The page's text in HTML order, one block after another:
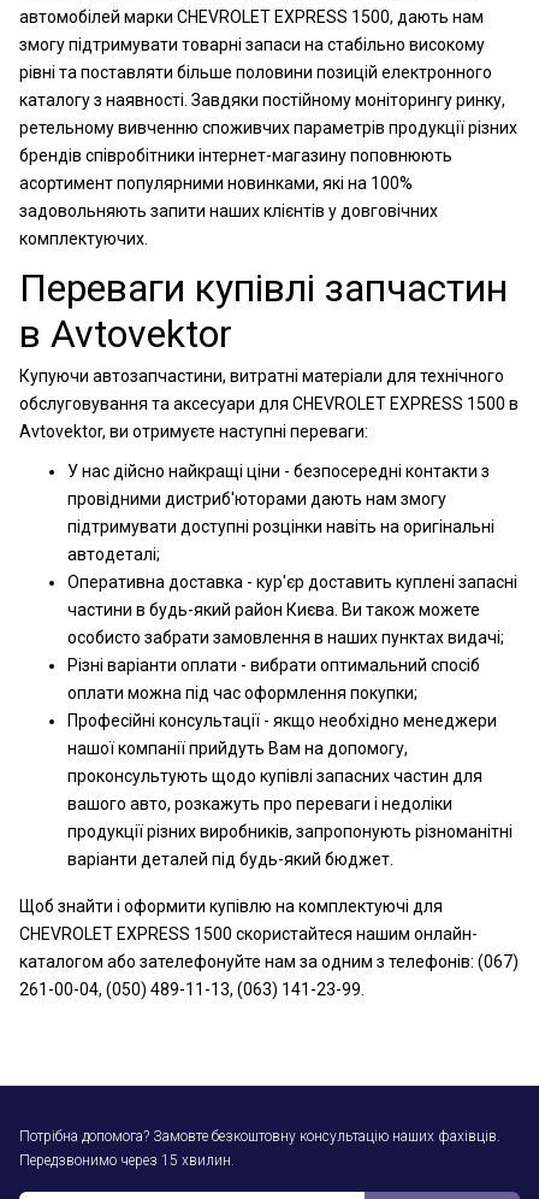
автомобілей марки CHEVROLET EXPRESS 1500, дають нам
змогу підтримувати товарні запаси на стабільно високому
рівні та поставляти більше половини позицій електронного
каталогу з наявності. Завдяки постійному моніторингу ринку,
ретельному вивченню споживчих параметрів продукції різних
брендів співробітники інтернет-магазину поповнюють
асортимент популярними новинками, які на 100%
задовольняють запити наших клієнтів у довговічних
комплектуючих.
Переваги купівлі запчастин
в Avtovektor
Купуючи автозапчастини, витратні матеріали для технічного
обслуговування та аксесуари для CHEVROLET EXPRESS 1500 в
Avtovektor, ви отримуєте наступні переваги:
У нас дійсно найкращі ціни - безпосередні контакти з
провідними дистриб'юторами дають нам змогу
підтримувати доступні розцінки навіть на оригінальні
автодеталі;
Оперативна доставка - кур'єр доставить куплені запасні
частини в будь-який район Києва. Ви також можете
особисто забрати замовлення в наших пунктах видачі;
Різні варіанти оплати - вибрати оптимальний спосіб
оплати можна під час оформлення покупки;
Професійні консультації - якщо необхідно менеджери
нашої компанії прийдуть Вам на допомогу,
проконсультують щодо купівлі запасних частин для
вашого авто, розкажуть про переваги і недоліки
продукції різних виробників, запропонують різноманітні
варіанти деталей під будь-який бюджет.
Щоб знайти і оформити купівлю на комплектуючі для
CHEVROLET EXPRESS 1500 скористайтеся нашим онлайн-
каталогом або зателефонуйте нам за одним з телефонів: (067)
261-00-04, (050) 489-11-13, (063) 141-23-99.
Потрібна допомога? Замовте безкоштовну консультацію наших фахівців.
Передзвонимо через 15 хвилин.